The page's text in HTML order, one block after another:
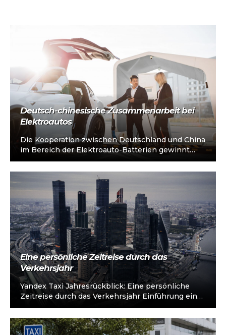
Deutsch-chinesische Zusammenarbeit bei
Elektroautos
Die Kooperation zwischen Deutschland und China
im Bereich der Elektroauto-Batterien gewinnt
zunehmend an Bedeutung. Deutschland, als eine
der führenden Automobilnationen,…
Eine persönliche Zeitreise durch das
Verkehrsjahr
Yandex Taxi Jahresrückblick: Eine persönliche
Zeitreise durch das Verkehrsjahr Einführung eines
neuen Features im Stil von Spotifys
Jahresrückblick Yandex Taxi…